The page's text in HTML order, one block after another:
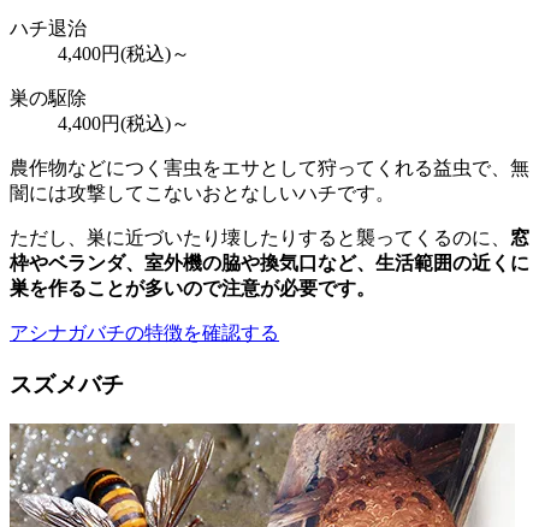
ハチ退治
4,400円(税込)～
巣の駆除
4,400円(税込)～
農作物などにつく害虫をエサとして狩ってくれる益虫で、無
闇には攻撃してこないおとなしいハチです。
ただし、巣に近づいたり壊したりすると襲ってくるのに、 窓
枠やベランダ、室外機の脇や換気口など、 生活範囲の近くに
巣を作ることが多いので注意が必要です。
アシナガバチの特徴を確認する
スズメバチ